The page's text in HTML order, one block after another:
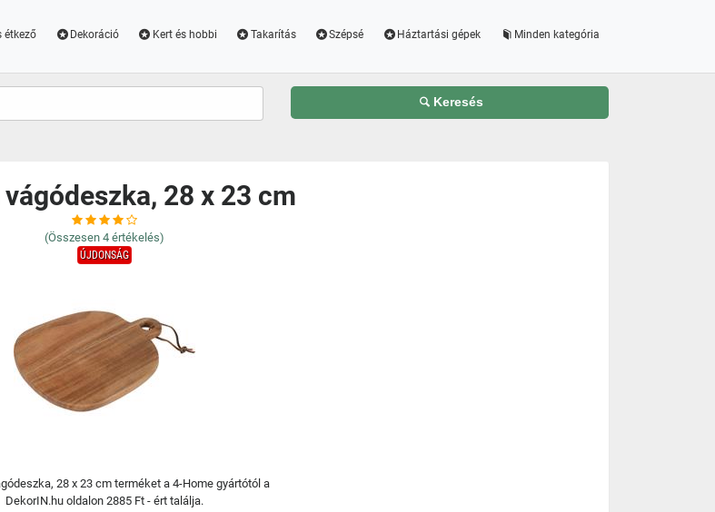
étkező Dekoráció Kert és hobbi Takarítás Szépsé Háztartási gépek Minden kategória
Keresés
28 x 23 cm
(Összesen 4 értékelés)
ÚJDONSÁG
28 x 23 cm terméket a 4-Home gyártótól a
DekorIN.hu oldalon 2885 Ft - ért találja.